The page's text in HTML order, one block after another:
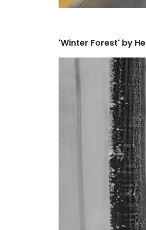
'Winter Forest' by